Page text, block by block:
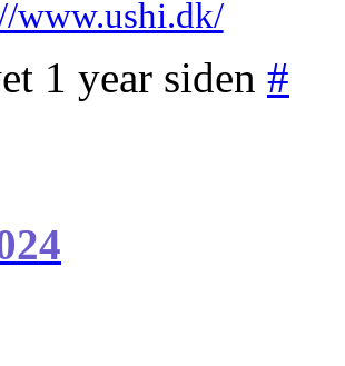
www.ushi.dk/
1 year siden #